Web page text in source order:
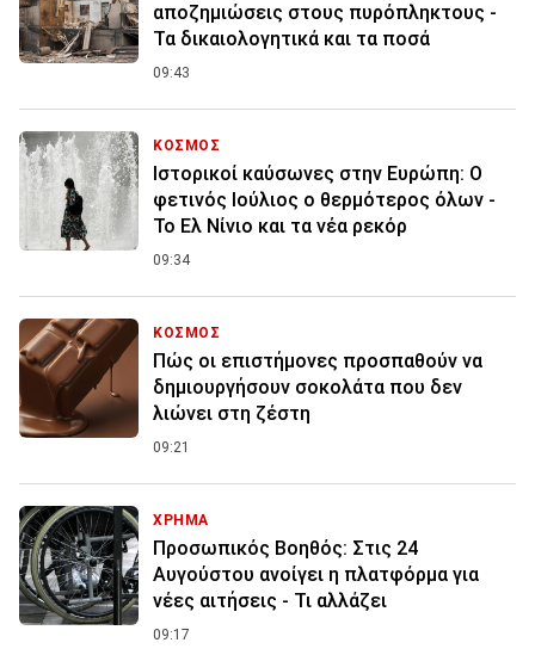
αποζημιώσεις στους πυρόπληκτους -
Τα δικαιολογητικά και τα ποσά
09:43
ΚΟΣΜΟΣ
Ιστορικοί καύσωνες στην Ευρώπη: Ο
φετινός Ιούλιος ο θερμότερος όλων -
Το Ελ Νίνιο και τα νέα ρεκόρ
09:34
ΚΟΣΜΟΣ
Πώς οι επιστήμονες προσπαθούν να
δημιουργήσουν σοκολάτα που δεν
λιώνει στη ζέστη
09:21
ΧΡΗΜΑ
Προσωπικός Βοηθός: Στις 24
Αυγούστου ανοίγει η πλατφόρμα για
νέες αιτήσεις - Τι αλλάζει
09:17